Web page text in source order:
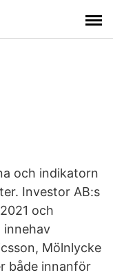
och indikatorn
Investor AB:s
och
innehav
Mölnlycke
både innanför